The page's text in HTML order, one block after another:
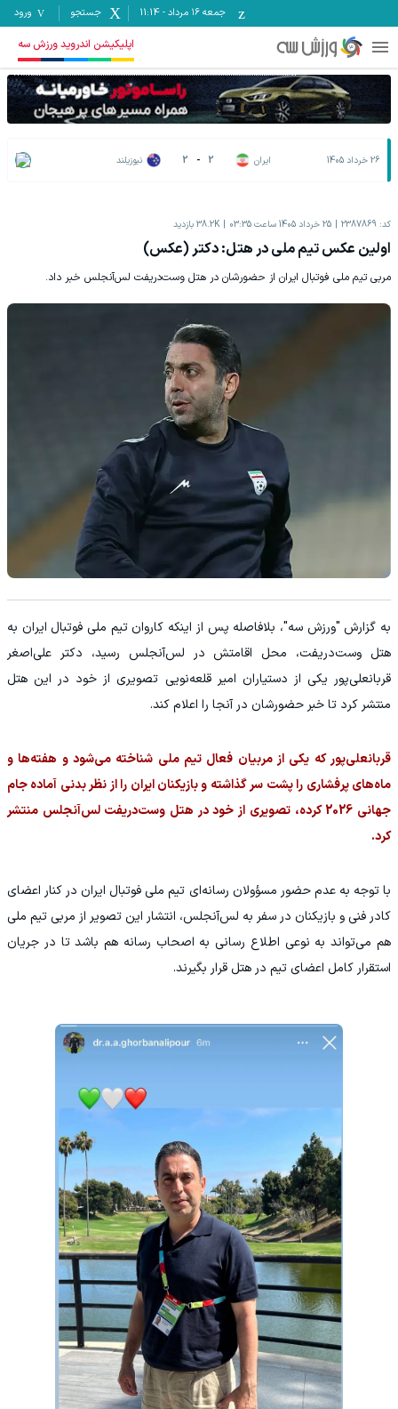
جمعه ۱۶ مرداد -
11:14 جستجو ورود
اپلیکیشن اندروید ورزش سه
26 خرداد 1405 ایران 2
-
2 نیوزیلند
کد: 2387869 25 خرداد 1405 ساعت 03:35 38.2K بازدید
اولین عکس تیم ملی در هتل: دکتر (عکس)
مربی تیم ملی فوتبال ایران از حضورشان در هتل وست‌دریفت لس‌آنجلس خبر داد.
به گزارش "ورزش سه"، بلافاصله پس از اینکه کاروان تیم ملی فوتبال ایران به
هتل وست‌دریفت، محل اقامتش در لس‌آنجلس رسید، دکتر علی‌اصغر
قربانعلی‌پور یکی از دستیاران امیر قلعه‌نویی تصویری از خود در این هتل
منتشر کرد تا خبر حضورشان در آنجا را اعلام کند.
قربانعلی‌پور که یکی از مربیان فعال تیم ملی شناخته می‌شود و هفته‌ها و
ماه‌های پرفشاری را پشت سر گذاشته و بازیکنان ایران را از نظر بدنی آماده جام
جهانی 2026 کرده، تصویری از خود در هتل وست‌دریفت لس‌آنجلس منتشر
کرد.
با توجه به عدم حضور مسؤولان رسانه‌ای تیم ملی فوتبال ایران در کنار اعضای
کادر فنی و بازیکنان در سفر به لس‌آنجلس، انتشار این تصویر از مربی تیم ملی
هم می‌تواند به نوعی اطلاع رسانی به اصحاب رسانه هم باشد تا در جریان
استقرار کامل اعضای تیم در هتل قرار بگیرند.